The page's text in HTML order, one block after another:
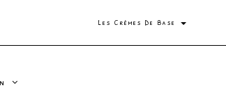
Les Crèmes De Base